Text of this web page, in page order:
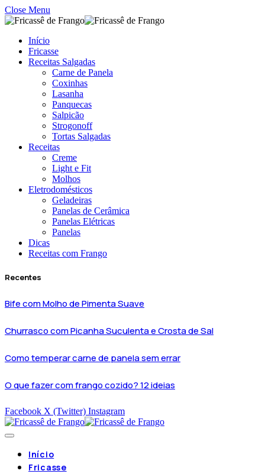
Close Menu
Início
Fricasse
Receitas Salgadas
Carne de Panela
Coxinhas
Lasanha
Panquecas
Salpicão
Strogonoff
Tortas Salgadas
Receitas
Creme
Light e Fit
Molhos
Eletrodomésticos
Geladeiras
Panelas de Cerâmica
Panelas Elétricas
Panelas
Dicas
Receitas com Frango
Recentes
Bife com Molho de Pimenta Suave
Churrasco com Picanha Suculenta e Crosta de Sal
Como temperar carne de panela sem errar
O que fazer com frango cozido? 12 ideias
Facebook X (Twitter) Instagram
Início
Fricasse